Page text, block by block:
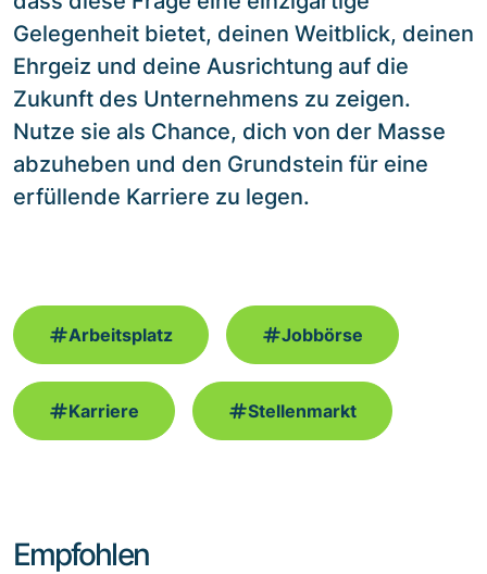
Gelegenheit bietet, deinen Weitblick, deinen
Ehrgeiz und deine Ausrichtung auf die
Zukunft des Unternehmens zu zeigen.
Nutze sie als Chance, dich von der Masse
abzuheben und den Grundstein für eine
erfüllende Karriere zu legen.
Arbeitsplatz Jobbörse
Karriere Stellenmarkt
Empfohlen